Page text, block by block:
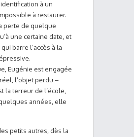
à un
à restaurer.
perte de quelque
une certaine date, et
barre l’accès à la
Eugénie est engagée
l’objet perdu –
la terreur de l’école,
années, elle
petits autres, dès la